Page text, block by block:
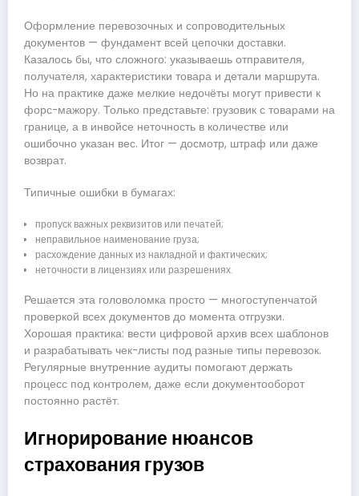
Оформление перевозочных и сопроводительных
документов — фундамент всей цепочки доставки.
Казалось бы, что сложного: указываешь отправителя,
получателя, характеристики товара и детали маршрута.
Но на практике даже мелкие недочёты могут привести к
форс-мажору. Только представьте: грузовик с товарами на
границе, а в инвойсе неточность в количестве или
ошибочно указан вес. Итог — досмотр, штраф или даже
возврат.
Типичные ошибки в бумагах:
пропуск важных реквизитов или печатей;
неправильное наименование груза;
расхождение данных из накладной и фактических;
неточности в лицензиях или разрешениях.
Решается эта головоломка просто — многоступенчатой
проверкой всех документов до момента отгрузки.
Хорошая практика: вести цифровой архив всех шаблонов
и разрабатывать чек-листы под разные типы перевозок.
Регулярные внутренние аудиты помогают держать
процесс под контролем, даже если документооборот
постоянно растёт.
Игнорирование нюансов
страхования грузов